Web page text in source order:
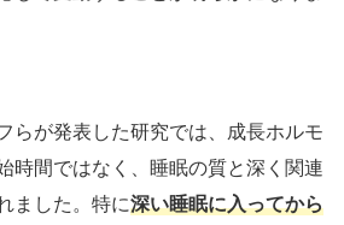
らが発表した研究では、成長ホルモ
時間ではなく、睡眠の質と深く関連
ました。特に深い睡眠に入ってから